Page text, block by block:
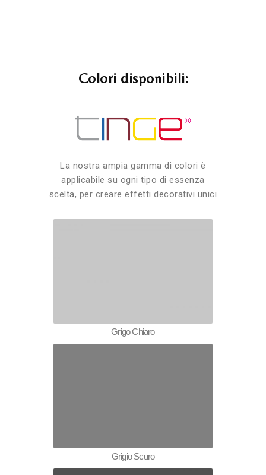
Colori disponibili:
La nostra ampia gamma di colori è
applicabile su ogni tipo di essenza
scelta, per creare effetti decorativi unici
Grigo Chiaro
Grigio Scuro